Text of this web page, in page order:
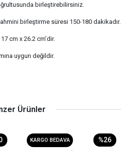
birleştirebilirsiniz.
birleştirme süresi 150-180 dakikadır.
cm x 26.2 cm’dir.
uygun değildir.
Ürünler
KARGO BEDAVA %26